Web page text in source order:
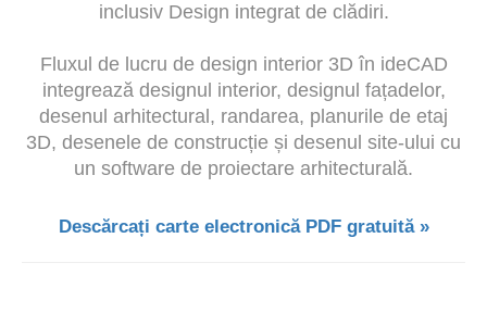
inclusiv Design integrat de clădiri.
Fluxul de lucru de design interior 3D în ideCAD
integrează designul interior, designul fațadelor,
desenul arhitectural, randarea, planurile de etaj
3D, desenele de construcție și desenul site-ului cu
un software de proiectare arhitecturală.
Descărcați carte electronică PDF gratuită »